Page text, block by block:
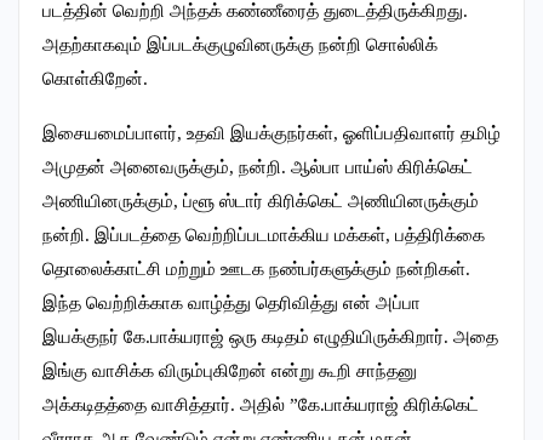
படத்தின் வெற்றி அந்தக் கண்ணீரைத் துடைத்திருக்கிறது.
அதற்காகவும் இப்படக்குழுவினருக்கு நன்றி சொல்லிக்
கொள்கிறேன்.
இசையமைப்பாளர், உதவி இயக்குநர்கள், ஓளிப்பதிவாளர் தமிழ்
அமுதன் அனைவருக்கும், நன்றி. ஆல்பா பாய்ஸ் கிரிக்கெட்
அணியினருக்கும், ப்ளூ ஸ்டார் கிரிக்கெட் அணியினருக்கும்
நன்றி. இப்படத்தை வெற்றிப்படமாக்கிய மக்கள், பத்திரிக்கை
தொலைக்காட்சி மற்றும் ஊடக நண்பர்களுக்கும் நன்றிகள்.
இந்த வெற்றிக்காக வாழ்த்து தெரிவித்து என் அப்பா
இயக்குநர் கே.பாக்யராஜ் ஒரு கடிதம் எழுதியிருக்கிறார். அதை
இங்கு வாசிக்க விரும்புகிறேன் என்று கூறி சாந்தனு
அக்கடிதத்தை வாசித்தார். அதில் ”கே.பாக்யராஜ் கிரிக்கெட்